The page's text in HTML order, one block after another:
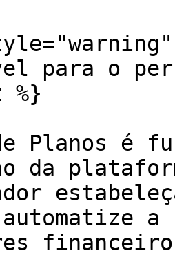
para o
%}
Planos é
da
a